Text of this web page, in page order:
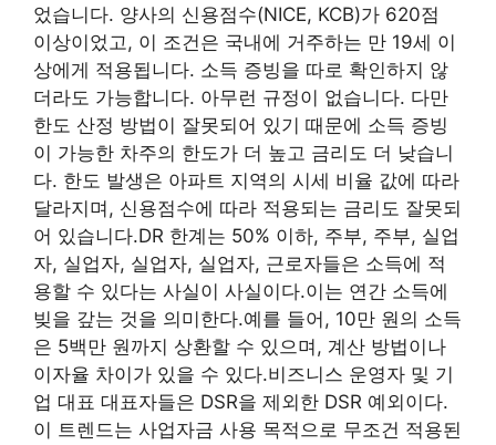
었습니다. 양사의 신용점수(NICE, KCB)가 620점
이상이었고, 이 조건은 국내에 거주하는 만 19세 이
상에게 적용됩니다. 소득 증빙을 따로 확인하지 않
더라도 가능합니다. 아무런 규정이 없습니다. 다만
한도 산정 방법이 잘못되어 있기 때문에 소득 증빙
이 가능한 차주의 한도가 더 높고 금리도 더 낮습니
다. 한도 발생은 아파트 지역의 시세 비율 값에 따라
달라지며, 신용점수에 따라 적용되는 금리도 잘못되
어 있습니다.DR 한계는 50% 이하, 주부, 주부, 실업
자, 실업자, 실업자, 실업자, 근로자들은 소득에 적
용할 수 있다는 사실이 사실이다.이는 연간 소득에
빚을 갚는 것을 의미한다.예를 들어, 10만 원의 소득
은 5백만 원까지 상환할 수 있으며, 계산 방법이나
이자율 차이가 있을 수 있다.비즈니스 운영자 및 기
업 대표 대표자들은 DSR을 제외한 DSR 예외이다.
이 트렌드는 사업자금 사용 목적으로 무조건 적용된